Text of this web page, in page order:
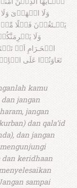
وَلَا الۡهَدۡىَ
يَبۡـتَغُوۡنَ فَضۡلًا مِّنۡ
وَلَا
الۡحَـرَامِ اَنۡ
تَعَاوَنُوۡا عَلَى
kamu
jangan
jangan
dan qala’id
dan jangan
keridhaan
sampai